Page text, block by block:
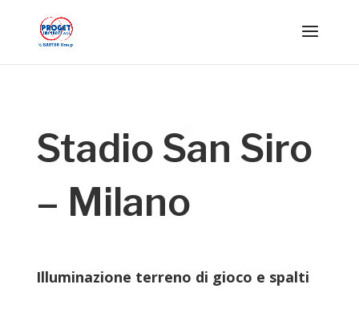
Stadio San Siro
– Milano
Illuminazione terreno di gioco e spalti